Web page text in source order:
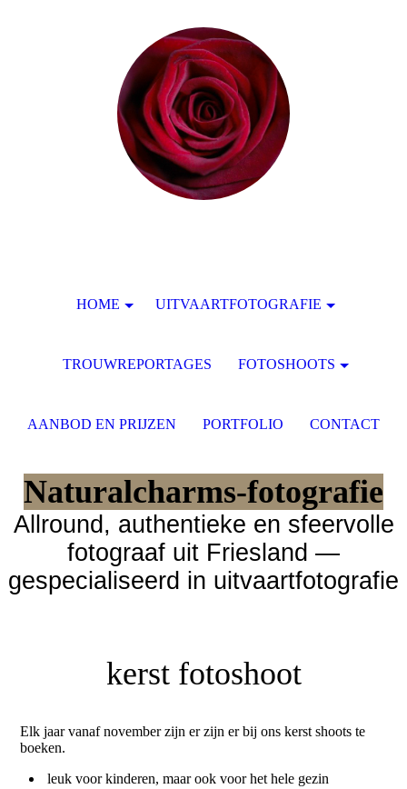
Naturalcharms-fotografie
Allround, authentieke en sfeervolle
fotograaf uit Friesland —
gespecialiseerd in uitvaartfotografie
kerst fotoshoot
Elk jaar vanaf november zijn er zijn er bij ons kerst shoots te
boeken.
leuk voor kinderen, maar ook voor het hele gezin
HOME UITVAARTFOTOGRAFIE
TROUWREPORTAGES FOTOSHOOTS
AANBOD EN PRIJZEN PORTFOLIO CONTACT